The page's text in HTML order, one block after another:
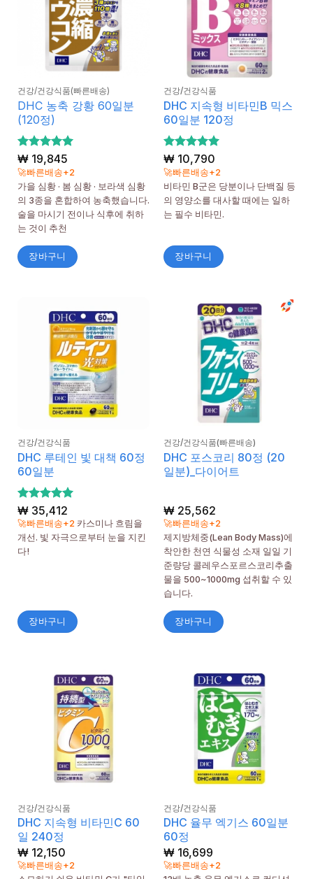
건강/건강식품(빠른배송)
DHC 농축 강황 60일분
(120정)
5 중에서
5로 평가
됨
₩19,845
🚀빠른배송+2
가을 심황 · 봄 심황 · 보라색 심황
의 3종을 혼합하여 농축했습니다.
술을 마시기 전이나 식후에 취하
는 것이 추천
장바구니
건강/건강식품
DHC 지속형 비타민B 믹스
60일분 120정
5 중에서
5로 평가
됨
₩10,790
🚀빠른배송+2
비타민 B군은 당분이나 단백질 등
의 영양소를 대사할 때에는 일하
는 필수 비타민.
장바구니
건강/건강식품
DHC 루테인 빛 대책 60정
60일분
5 중에서
5로 평가
됨
₩35,412
🚀빠른배송+2카스미나 흐림을
개선. 빛 자극으로부터 눈을 지킨
다!
장바구니
건강/건강식품(빠른배송)
DHC 포스코리 80정 (20
일분)_다이어트
₩25,562
🚀빠른배송+2
제지방체중(Lean Body Mass)에
착안한 천연 식물성 소재 일일 기
준량당 콜레우스포르스코리추출
물을 500~1000mg 섭취할 수 있
습니다.
장바구니
건강/건강식품
DHC 지속형 비타민C 60
일 240정
₩12,150
🚀빠른배송+2
건강/건강식품
DHC 율무 엑기스 60일분
60정
₩16,699
🚀빠른배송+2